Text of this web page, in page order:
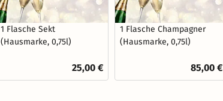
1 Flasche Sekt
(Hausmarke, 0,75l)
25,00 €
1 Flasche Champagner
(Hausmarke, 0,75l)
85,00 €